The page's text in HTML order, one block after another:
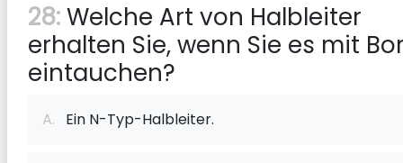
28:Welche Art von Halbleiter
erhalten Sie, wenn Sie es mit
eintauchen?
A. Ein N-Typ-Halbleiter.